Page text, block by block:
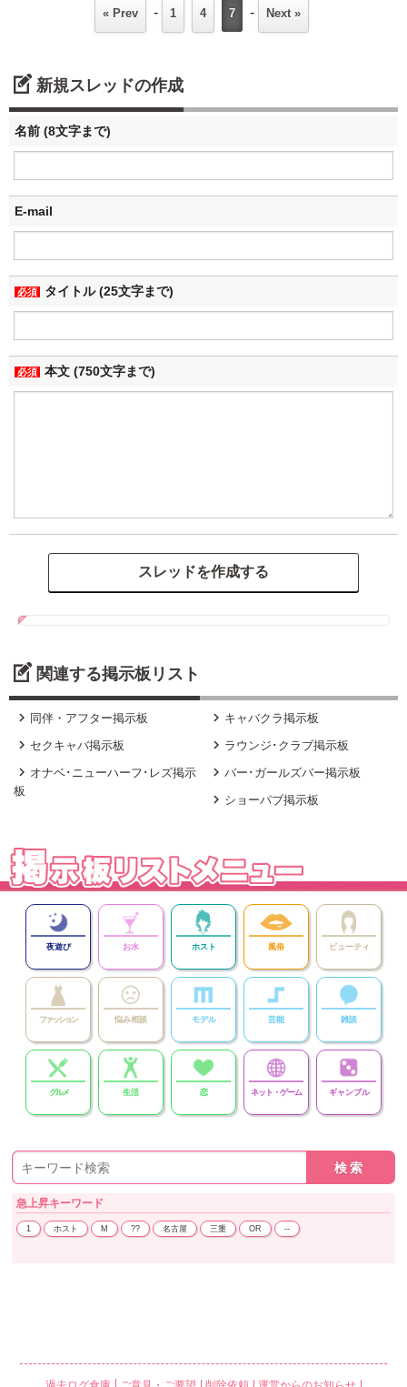
« Prev - 1 4 7 - Next »
新規スレッドの作成
名前 (8文字まで)
E-mail
必須 タイトル (25文字まで)
必須 本文 (750文字まで)
関連する掲示板リスト
 同伴・アフター掲示板  キャバクラ掲示板
 セクキャバ掲示板  ラウンジ･クラブ掲示板
 オナベ･ニューハーフ･レズ掲示
板
 バー･ガールズバー掲示板
 ショーパブ掲示板
夜遊び お水 ホスト 風俗 ビューティ
ファッション 悩み相談 モデル 芸能 雑談
グルメ 生活 恋 ネット・ゲーム ギャンブル
急上昇キーワード
1 ホスト M ?? 名古屋 三重 OR --